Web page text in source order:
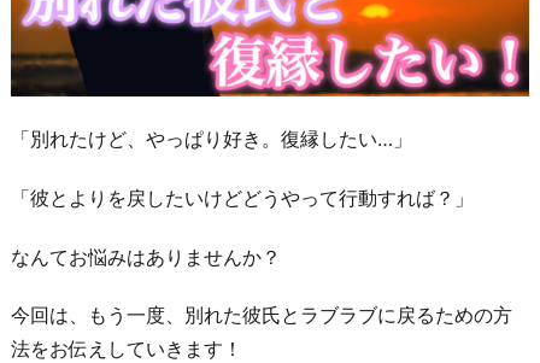
「別れたけど、やっぱり好き。復縁したい…」
「彼とよりを戻したいけどどうやって行動すれば？」
なんてお悩みはありませんか？
今回は、もう一度、別れた彼氏とラブラブに戻るための方
法をお伝えしていきます！